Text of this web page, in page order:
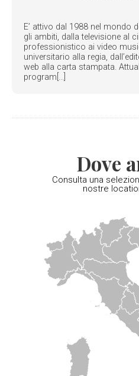
E’ attivo dal 1988 nel mondo
gli ambiti, dalla televisione al
professionistico ai video
universitario alla regia,
web alla carta stampata.
program[...]
Dove
Consulta una
nostre